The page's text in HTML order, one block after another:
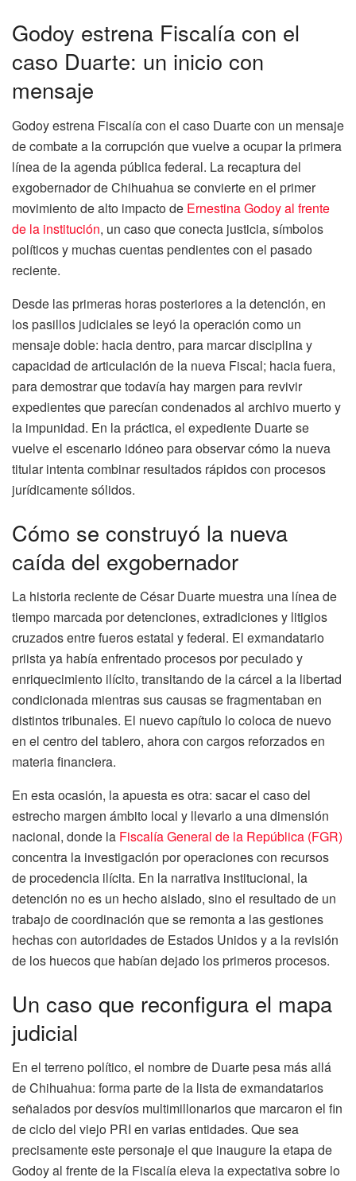
Godoy estrena Fiscalía con el
caso Duarte: un inicio con
mensaje
Godoy estrena Fiscalía con el caso Duarte con un mensaje
de combate a la corrupción que vuelve a ocupar la primera
línea de la agenda pública federal. La recaptura del
exgobernador de Chihuahua se convierte en el primer
movimiento de alto impacto de Ernestina Godoy al frente
de la institución, un caso que conecta justicia, símbolos
políticos y muchas cuentas pendientes con el pasado
reciente.
Desde las primeras horas posteriores a la detención, en
los pasillos judiciales se leyó la operación como un
mensaje doble: hacia dentro, para marcar disciplina y
capacidad de articulación de la nueva Fiscal; hacia fuera,
para demostrar que todavía hay margen para revivir
expedientes que parecían condenados al archivo muerto y
la impunidad. En la práctica, el expediente Duarte se
vuelve el escenario idóneo para observar cómo la nueva
titular intenta combinar resultados rápidos con procesos
jurídicamente sólidos.
Cómo se construyó la nueva
caída del exgobernador
La historia reciente de César Duarte muestra una línea de
tiempo marcada por detenciones, extradiciones y litigios
cruzados entre fueros estatal y federal. El exmandatario
priista ya había enfrentado procesos por peculado y
enriquecimiento ilícito, transitando de la cárcel a la libertad
condicionada mientras sus causas se fragmentaban en
distintos tribunales. El nuevo capítulo lo coloca de nuevo
en el centro del tablero, ahora con cargos reforzados en
materia financiera.
En esta ocasión, la apuesta es otra: sacar el caso del
estrecho margen ámbito local y llevarlo a una dimensión
nacional, donde la Fiscalía General de la República (FGR)
concentra la investigación por operaciones con recursos
de procedencia ilícita. En la narrativa institucional, la
detención no es un hecho aislado, sino el resultado de un
trabajo de coordinación que se remonta a las gestiones
hechas con autoridades de Estados Unidos y a la revisión
de los huecos que habían dejado los primeros procesos.
Un caso que reconfigura el mapa
judicial
En el terreno político, el nombre de Duarte pesa más allá
de Chihuahua: forma parte de la lista de exmandatarios
señalados por desvíos multimillonarios que marcaron el fin
de ciclo del viejo PRI en varias entidades. Que sea
precisamente este personaje el que inaugure la etapa de
Godoy al frente de la Fiscalía eleva la expectativa sobre lo